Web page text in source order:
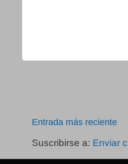
Entrada más reciente
Suscribirse a: Enviar